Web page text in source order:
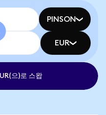
PINSON
EUR
으)로 스왑